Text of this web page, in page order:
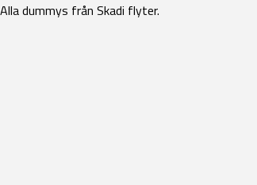
dummys från Skadi flyter.